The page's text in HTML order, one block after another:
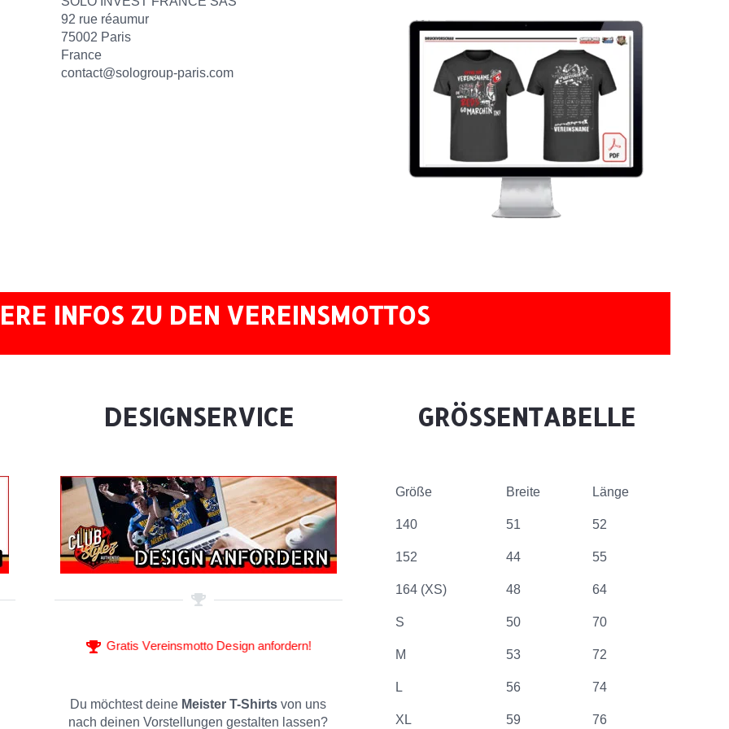
92 rue réaumur
75002 Paris
France
contact@sologroup-paris.com
INFOS ZU DEN VEREINSMOTTOS
DESIGNSERVICE
Gratis Vereinsmotto Design anfordern!
Du möchtest deine Meister T-Shirts von uns
nach deinen Vorstellungen gestalten lassen?
GRÖSSENTABELLE
Größe Breite Länge
140 51 52
152 44 55
164 (XS) 48 64
S 50 70
M 53 72
L 56 74
XL 59 76